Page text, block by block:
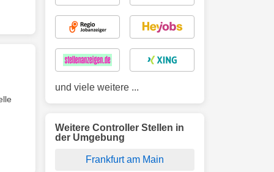
und viele weitere ...
Weitere Controller Stellen in
der Umgebung
Frankfurt am Main